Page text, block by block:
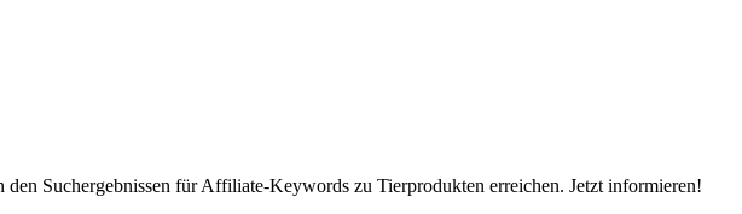
Suchergebnissen für Affiliate-Keywords zu Tierprodukten erreichen. Jetzt informieren!